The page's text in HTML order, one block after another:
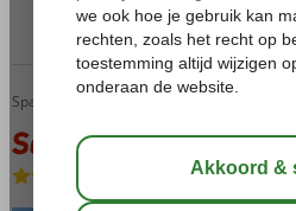
Sorteren op:
Home
Servatur Altamar
Servatur Altamar